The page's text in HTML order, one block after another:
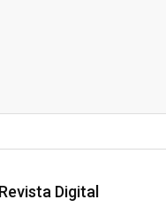
Digital